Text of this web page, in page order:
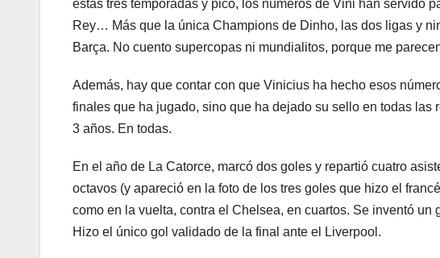
estas tres temporadas y pico, los números de Vini han servido
Rey… Más que la única Champions de Dinho, las dos ligas y
Barça. No cuento supercopas ni mundialitos, porque me
Además, hay que contar con que Vinicius ha hecho esos
finales que ha jugado, sino que ha dejado su sello en todas
3 años. En todas.
En el año de La Catorce, marcó dos goles y repartió cuatro
octavos (y apareció en la foto de los tres goles que hizo el
como en la vuelta, contra el Chelsea, en cuartos. Se inventó
Hizo el único gol validado de la final ante el Liverpool.